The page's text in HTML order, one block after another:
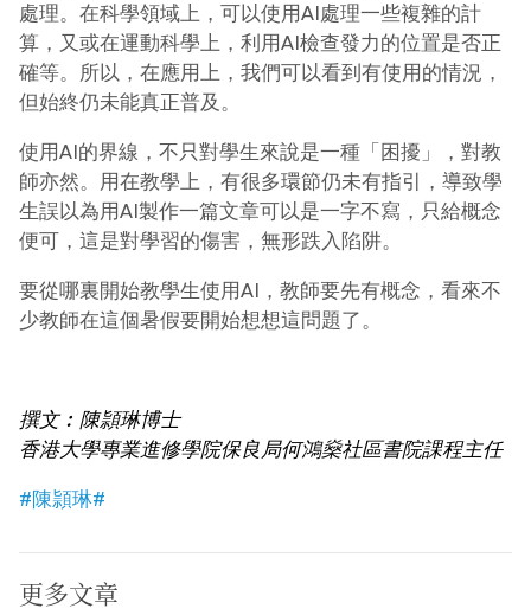
處理。在科學領域上，可以使用AI處理一些複雜的計
算，又或在運動科學上，利用AI檢查發力的位置是否正
確等。所以，在應用上，我們可以看到有使用的情況，
但始終仍未能真正普及。
使用AI的界線，不只對學生來說是一種「困擾」，對教
師亦然。用在教學上，有很多環節仍未有指引，導致學
生誤以為用AI製作一篇文章可以是一字不寫，只給概念
便可，這是對學習的傷害，無形跌入陷阱。
要從哪裏開始教學生使用AI，教師要先有概念，看來不
少教師在這個暑假要開始想想這問題了。
撰文︰陳頴琳博士
香港大學專業進修學院保良局何鴻燊社區書院課程主任
#陳頴琳#
更多文章